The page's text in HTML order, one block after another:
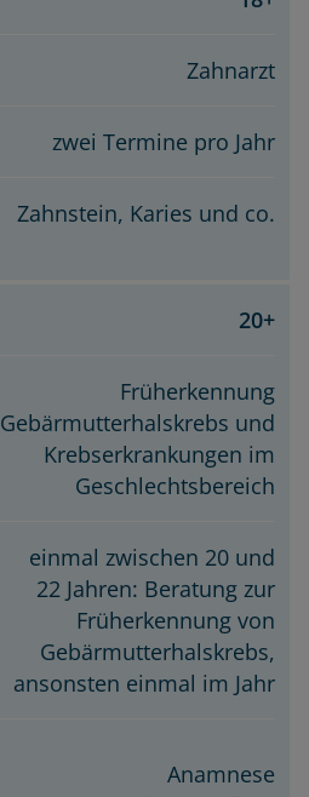
Zahnarzt
zwei Termine pro Jahr
Zahnstein, Karies und co.
20+
Früherkennung
Gebärmutterhalskrebs und
Krebserkrankungen im
Geschlechtsbereich
einmal zwischen 20 und
22 Jahren: Beratung zur
Früherkennung von
Gebärmutterhalskrebs,
ansonsten einmal im Jahr
Anamnese